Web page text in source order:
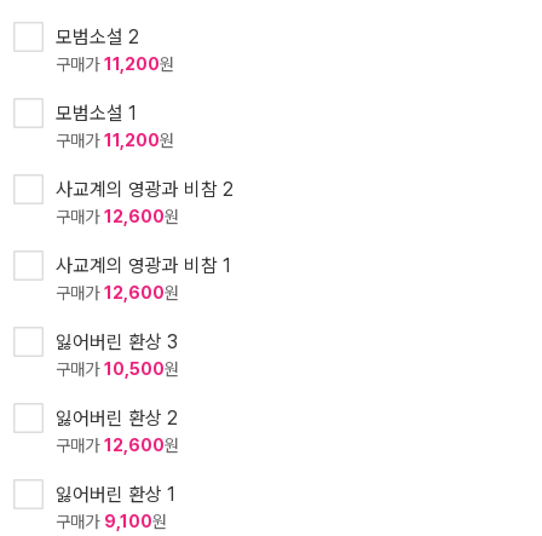
모범소설 2
구매가11,200원
모범소설 1
구매가11,200원
사교계의 영광과 비참 2
구매가12,600원
사교계의 영광과 비참 1
구매가12,600원
잃어버린 환상 3
구매가10,500원
잃어버린 환상 2
구매가12,600원
잃어버린 환상 1
구매가 9,100원